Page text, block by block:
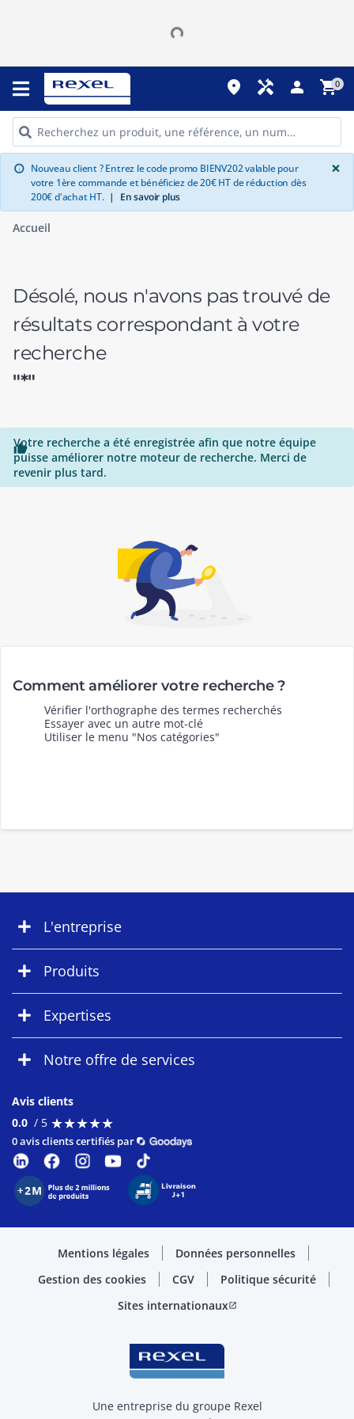
place handyman person shopping_cart0
info Nouveau client ? Entrez le code promo BIENV202 valable pour
votre 1ère commande et bénéficiez de 20€ HT de réduction dès
200€ d'achat HT. | En savoir plus
×
Accueil
Désolé, nous n'avons pas trouvé de
résultats correspondant à votre
recherche
"*"

Votre recherche a été enregistrée afin que notre équipe
puisse améliorer notre moteur de recherche. Merci de
revenir plus tard.
Comment améliorer votre recherche ?
Vérifier l'orthographe des termes recherchés
Essayer avec un autre mot-clé
Utiliser le menu "Nos catégories"
L'entreprise
Produits
Expertises
Notre offre de services
Avis clients
0.0 / 5 ★★★★★
★★★★★
0 avis clients certifiés par
Mentions légales
Données personnelles
Gestion des cookies
CGV
Politique sécurité
Sites internationauxopen_in_new
Une entreprise du groupe Rexel